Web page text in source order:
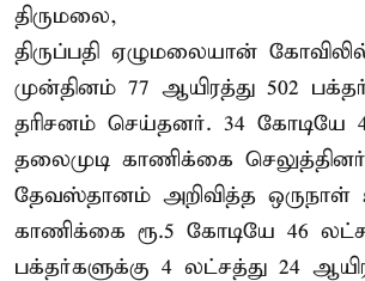
திருமலை,
திருப்பதி ஏழுமலையான்
முன்தினம் 77 ஆயிரத்து 502
தரிசனம் செய்தனர். 34 கோடியே
தலைமுடி காணிக்கை
தேவஸ்தானம் அறிவித்த
காணிக்கை ரூ.5 கோடியே 46
பக்தர்களுக்கு 4 லட்சத்து 24